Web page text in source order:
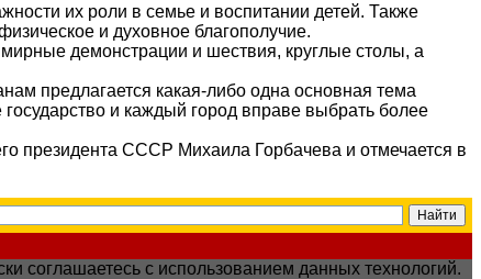
их роли в семье и воспитании детей. Также
и духовное благополучие.
демонстрации и шествия, круглые столы, а
предлагается какая-либо одна основная тема
и каждый город вправе выбрать более
президента СССР Михаила Горбачева и отмечается в
соглашаетесь с использованием данных технологий.